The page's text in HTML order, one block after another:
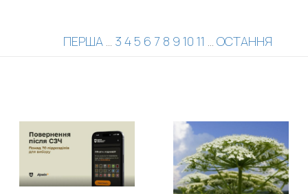
ПЕРША ... 3 45 6 7 8 9 10 11 ... ОСТАННЯ